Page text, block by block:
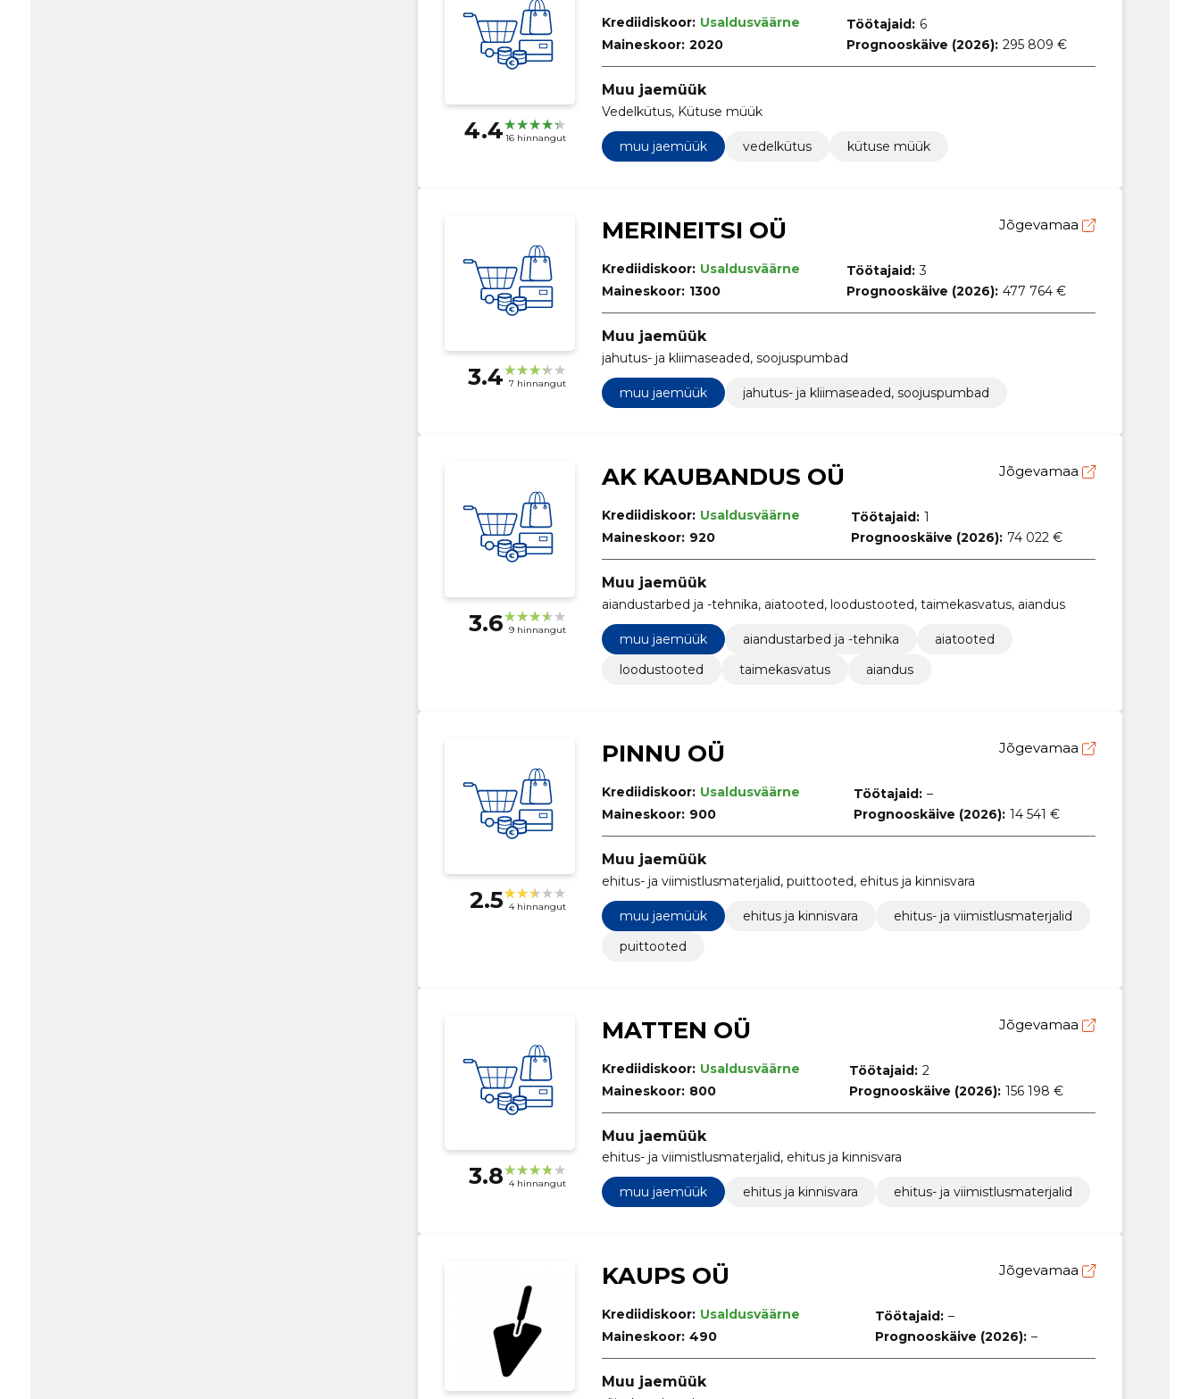
4.4 16 hinnangut
Krediidiskoor: Usaldusväärne
Maineskoor: 2020
Töötajaid: 6
Prognooskäive (2026): 295 809 €
Muu jaemüük
Vedelkütus, Kütuse müük
muu jaemüük vedelkütus kütuse müük
3.4 7 hinnangut
MERINEITSI OÜ Jõgevamaa
Krediidiskoor: Usaldusväärne
Maineskoor: 1300
Töötajaid: 3
Prognooskäive (2026): 477 764 €
Muu jaemüük
jahutus- ja kliimaseaded, soojuspumbad
muu jaemüük jahutus- ja kliimaseaded, soojuspumbad
3.6 9 hinnangut
AK KAUBANDUS OÜ Jõgevamaa
Krediidiskoor: Usaldusväärne
Maineskoor: 920
Töötajaid: 1
Prognooskäive (2026): 74 022 €
Muu jaemüük
aiandustarbed ja -tehnika, aiatooted, loodustooted, taimekasvatus, aiandus
muu jaemüük aiandustarbed ja -tehnika
aiatooted
loodustooted
taimekasvatus aiandus
2.5 4 hinnangut
PINNU OÜ Jõgevamaa
Krediidiskoor: Usaldusväärne
Maineskoor: 900
Töötajaid: –
Prognooskäive (2026): 14 541 €
Muu jaemüük
ehitus- ja viimistlusmaterjalid, puittooted, ehitus ja kinnisvara
muu jaemüük ehitus ja kinnisvara
ehitus- ja viimistlusmaterjalid
puittooted
3.8 4 hinnangut
MATTEN OÜ Jõgevamaa
Krediidiskoor: Usaldusväärne
Maineskoor: 800
Töötajaid: 2
Prognooskäive (2026): 156 198 €
Muu jaemüük
ehitus- ja viimistlusmaterjalid, ehitus ja kinnisvara
muu jaemüük ehitus ja kinnisvara ehitus- ja viimistlusmaterjalid
KAUPS OÜ Jõgevamaa
Krediidiskoor: Usaldusväärne
Maineskoor: 490
Töötajaid: –
Prognooskäive (2026): –
Muu jaemüük